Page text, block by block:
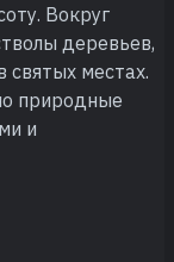
Вокруг
деревьев,
местах.
природные
и